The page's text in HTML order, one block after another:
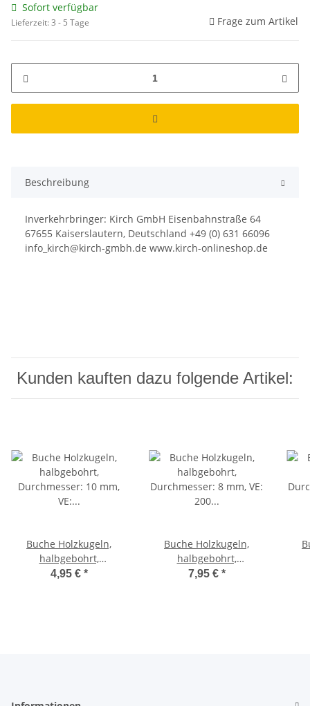
Sofort verfügbar
Lieferzeit:3 - 5 Tage Frage zum Artikel
Beschreibung
Inverkehrbringer: Kirch GmbH Eisenbahnstraße 64
67655 Kaiserslautern, Deutschland +49 (0) 631 66096
info_kirch@kirch-gmbh.de www.kirch-onlineshop.de
Kunden kauften dazu folgende Artikel:
Buche Holzkugeln,
halbgebohrt,
Durchmesser: 10 mm,
4,95 € *
Buche Holzkugeln,
halbgebohrt,
Durchmesser: 8 mm, VE:
7,95 € *